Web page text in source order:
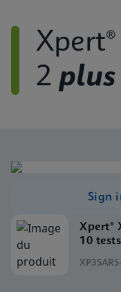
Xpert®
2 plus
Sign
Xpert®
10